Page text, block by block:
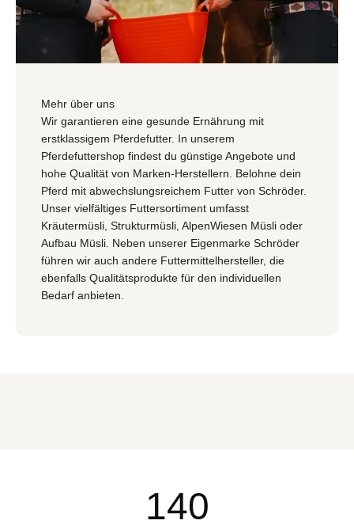
Mehr über uns
Wir garantieren eine gesunde Ernährung mit
erstklassigem Pferdefutter. In unserem
Pferdefuttershop findest du günstige Angebote und
hohe Qualität von Marken-Herstellern. Belohne dein
Pferd mit abwechslungsreichem Futter von Schröder.
Unser vielfältiges Futtersortiment umfasst
Kräutermüsli, Strukturmüsli, AlpenWiesen Müsli oder
Aufbau Müsli. Neben unserer Eigenmarke Schröder
führen wir auch andere Futtermittelhersteller, die
ebenfalls Qualitätsprodukte für den individuellen
Bedarf anbieten.
140